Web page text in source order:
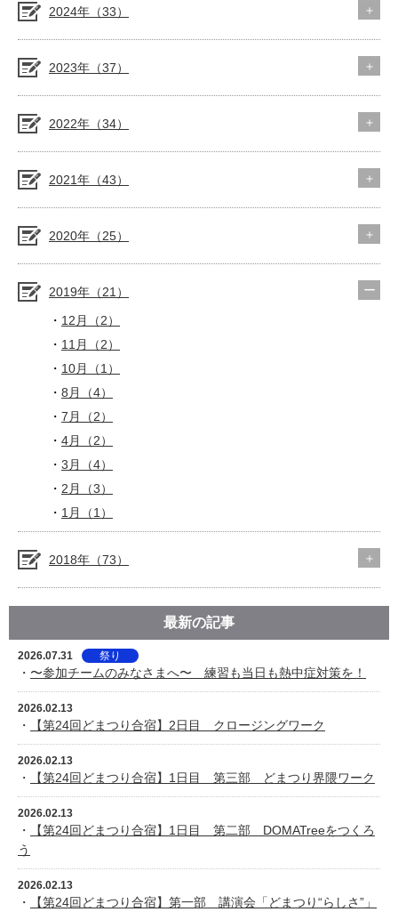
2024年（33）
2023年（37）
2022年（34）
2021年（43）
2020年（25）
2019年（21）
12月（2）
11月（2）
10月（1）
8月（4）
7月（2）
4月（2）
3月（4）
2月（3）
1月（1）
2018年（73）
最新の記事
2026.07.31 祭り
・ 〜参加チームのみなさまへ〜 練習も当日も熱中症対策を！
2026.02.13
・ 【第24回どまつり合宿】2日目 クロージングワーク
2026.02.13
・ 【第24回どまつり合宿】1日目 第三部 どまつり界隈ワーク
2026.02.13
・
【第24回どまつり合宿】1日目 第二部 DOMATreeをつくろ
う
2026.02.13
・ 【第24回どまつり合宿】第一部 講演会「どまつり“らしさ”」